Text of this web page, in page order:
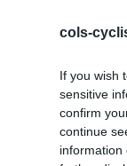
cols-
If you wish
sensitive
confirm
continue
information
Refuge des